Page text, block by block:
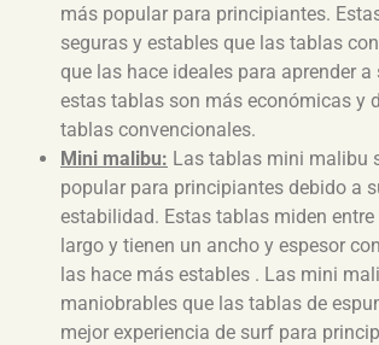
más popular para principiantes.
seguras y estables que las tablas
que las hace ideales para aprender a
estas tablas son más económicas y
tablas convencionales.
Mini malibu: Las tablas mini malibu
popular para principiantes debido a
estabilidad. Estas tablas miden entre
largo y tienen un ancho y espesor
las hace más estables . Las mini
maniobrables que las tablas de
mejor experiencia de surf para